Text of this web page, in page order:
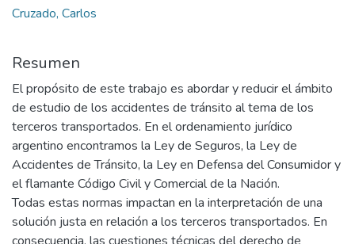
Cruzado, Carlos
Resumen
El propósito de este trabajo es abordar y reducir el ámbito
de estudio de los accidentes de tránsito al tema de los
terceros transportados. En el ordenamiento jurídico
argentino encontramos la Ley de Seguros, la Ley de
Accidentes de Tránsito, la Ley en Defensa del Consumidor y
el flamante Código Civil y Comercial de la Nación.
Todas estas normas impactan en la interpretación de una
solución justa en relación a los terceros transportados. En